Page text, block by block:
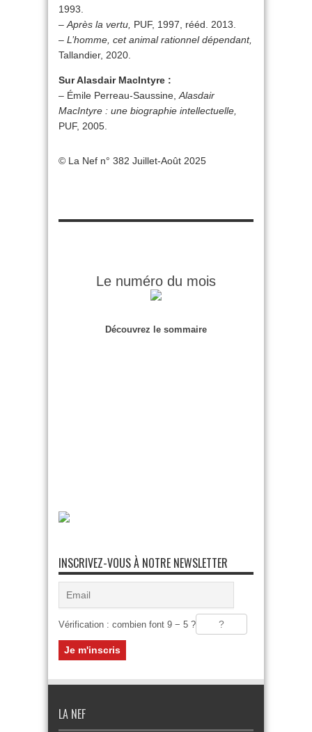
1993.
– Après la vertu, PUF, 1997, rééd. 2013.
– L’homme, cet animal rationnel dépendant,
Tallandier, 2020.
Sur Alasdair MacIntyre :
– Émile Perreau-Saussine, Alasdair
MacIntyre : une biographie intellectuelle,
PUF, 2005.
© La Nef n° 382 Juillet-Août 2025
Le numéro du mois
Découvrez le sommaire
INSCRIVEZ-VOUS À NOTRE NEWSLETTER
Vérification : combien font 9 − 5 ?
LA NEF